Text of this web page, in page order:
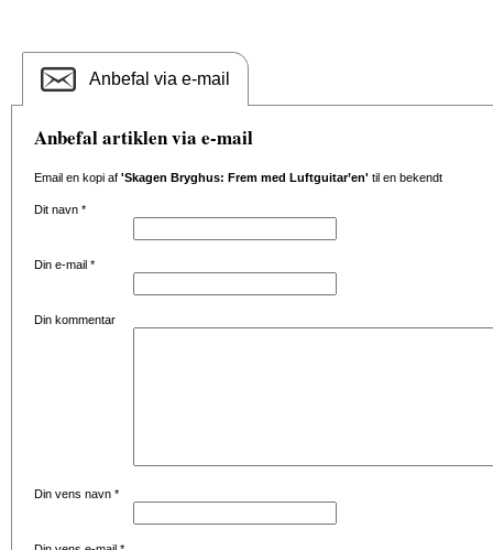
Anbefal via e-mail
Anbefal artiklen via e-mail
Email en kopi af 'Skagen Bryghus: Frem med Luftguitar’en' til en bekendt
Dit navn *
Din e-mail *
Din kommentar
Din vens navn *